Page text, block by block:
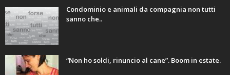
Condominio e animali da compagnia non tutti
sanno che..
“Non ho soldi, rinuncio al cane”. Boom in estate.